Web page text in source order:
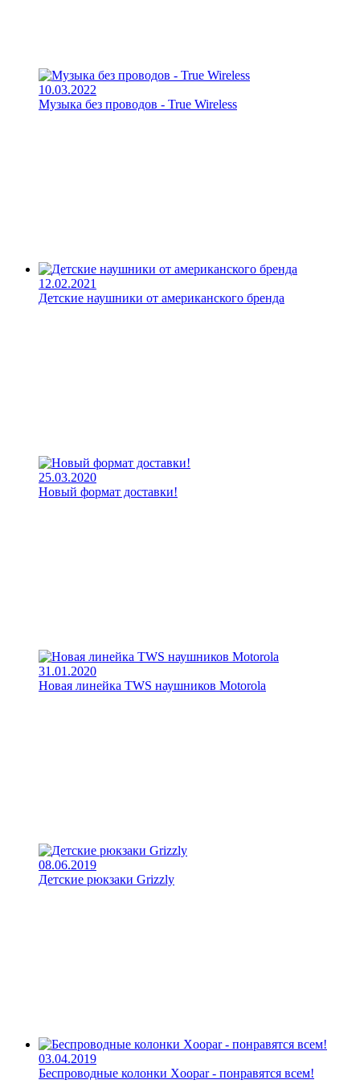
10.03.2022
Музыка без проводов - True Wireless
12.02.2021
Детские наушники от американского бренда
25.03.2020
Новый формат доставки!
31.01.2020
Новая линейка TWS наушников Motorola
08.06.2019
Детские рюкзаки Grizzly
03.04.2019
Беспроводные колонки Xoopar - понравятся всем!